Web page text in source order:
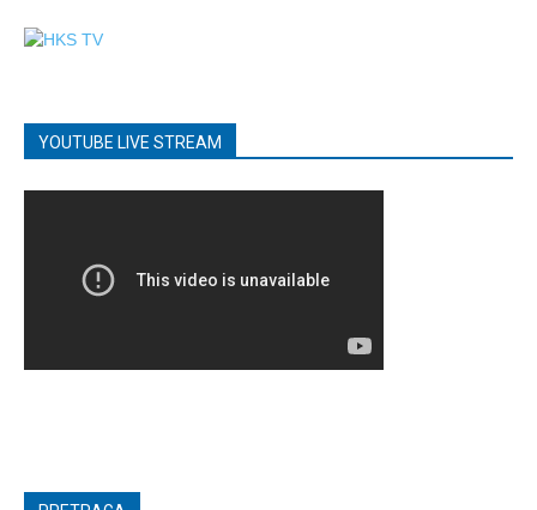
YOUTUBE LIVE STREAM